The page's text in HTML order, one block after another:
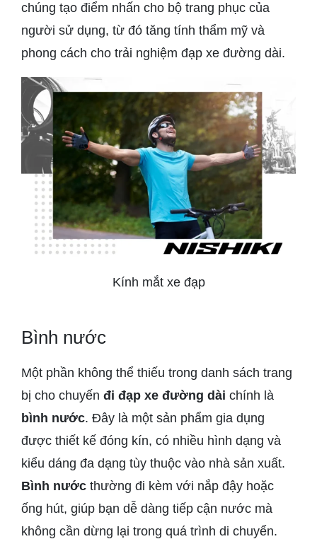
chúng tạo điểm nhấn cho bộ trang phục của
người sử dụng, từ đó tăng tính thẩm mỹ và
phong cách cho trải nghiệm đạp xe đường dài.
Kính mắt xe đạp
Bình nước
Một phần không thể thiếu trong danh sách trang
bị cho chuyến đi đạp xe đường dài chính là
bình nước. Đây là một sản phẩm gia dụng
được thiết kế đóng kín, có nhiều hình dạng và
kiểu dáng đa dạng tùy thuộc vào nhà sản xuất.
Bình nước thường đi kèm với nắp đậy hoặc
ống hút, giúp bạn dễ dàng tiếp cận nước mà
không cần dừng lại trong quá trình di chuyển.